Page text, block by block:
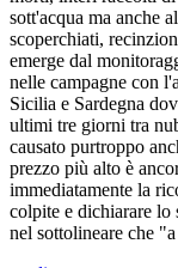
sott'acqua ma anche
scoperchiati,
emerge dal
nelle campagne con
Sicilia e Sardegna
ultimi tre giorni tra
causato purtroppo
prezzo più alto è
immediatamente la
colpite e dichiarare lo
nel sottolineare che